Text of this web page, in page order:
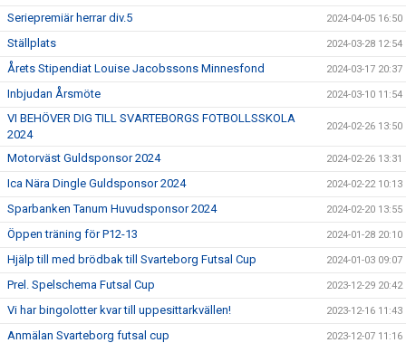
Seriepremiär herrar div.5 2024-04-05 16:50
Ställplats 2024-03-28 12:54
Årets Stipendiat Louise Jacobssons Minnesfond 2024-03-17 20:37
Inbjudan Årsmöte 2024-03-10 11:54
VI BEHÖVER DIG TILL SVARTEBORGS FOTBOLLSSKOLA
2024
2024-02-26 13:50
Motorväst Guldsponsor 2024 2024-02-26 13:31
Ica Nära Dingle Guldsponsor 2024 2024-02-22 10:13
Sparbanken Tanum Huvudsponsor 2024 2024-02-20 13:55
Öppen träning för P12-13 2024-01-28 20:10
Hjälp till med brödbak till Svarteborg Futsal Cup 2024-01-03 09:07
Prel. Spelschema Futsal Cup 2023-12-29 20:42
Vi har bingolotter kvar till uppesittarkvällen! 2023-12-16 11:43
Anmälan Svarteborg futsal cup 2023-12-07 11:16